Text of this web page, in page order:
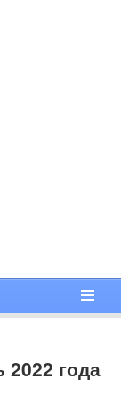
2022 года